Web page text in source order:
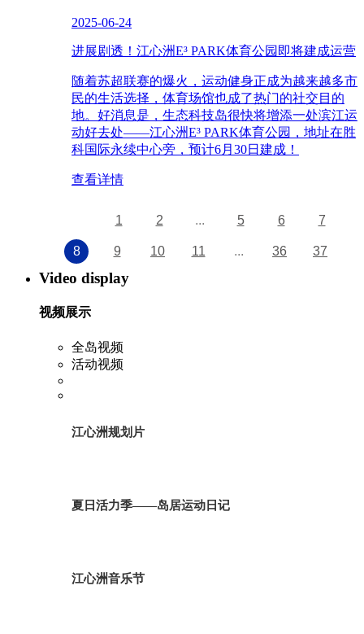
2025-06-24
进展剧透！江心洲E³ PARK体育公园即将建成运营
随着苏超联赛的爆火，运动健身正成为越来越多市
民的生活选择，体育场馆也成了热门的社交目的
地。好消息是，生态科技岛很快将增添一处滨江运
动好去处——江心洲E³ PARK体育公园，地址在胜
科国际永续中心旁，预计6月30日建成！
查看详情
1 2 ... 5 6 7
8 9 10 11 ... 36 37
Video display
视频展示
全岛视频
活动视频
江心洲规划片
夏日活力季——岛居运动日记
江心洲音乐节